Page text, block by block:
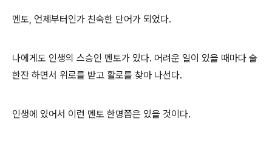
멘토, 언제부터인가 친숙한 단어가 되었다.
나에게도 인생의 스승인 멘토가 있다. 어려운 일이 있을 때마다 술
한잔 하면서 위로를 받고 활로를 찾아 나선다.
인생에 있어서 이런 멘토 한명쯤은 있을 것이다.